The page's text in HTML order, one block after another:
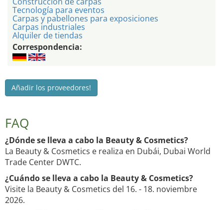
Tecnología para eventos
Carpas y pabellones para exposiciones
Carpas industriales
Alquiler de tiendas
Correspondencia:
Añadir los proveedores!
FAQ
¿Dónde se lleva a cabo la Beauty & Cosmetics?
La Beauty & Cosmetics e realiza en Dubái, Dubai World
Trade Center DWTC.
¿Cuándo se lleva a cabo la Beauty & Cosmetics?
Visite la Beauty & Cosmetics del 16. - 18. noviembre
2026.